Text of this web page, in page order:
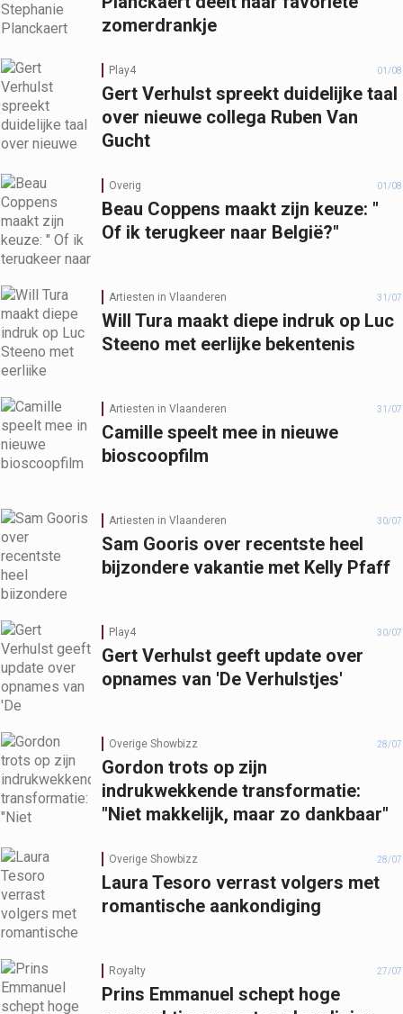
zomerdrankje
Play4 01/08
Gert Verhulst spreekt duidelijke taal
over nieuwe collega Ruben Van
Gucht
Overig 01/08
Beau Coppens maakt zijn keuze: "
Of ik terugkeer naar België?"
Artiesten in Vlaanderen 31/07
Will Tura maakt diepe indruk op Luc
Steeno met eerlijke bekentenis
Artiesten in Vlaanderen 31/07
Camille speelt mee in nieuwe
bioscoopfilm
Artiesten in Vlaanderen 30/07
Sam Gooris over recentste heel
bijzondere vakantie met Kelly Pfaff
Play4 30/07
Gert Verhulst geeft update over
opnames van 'De Verhulstjes'
Overige Showbizz 28/07
Gordon trots op zijn
indrukwekkende transformatie:
"Niet makkelijk, maar zo dankbaar"
Overige Showbizz 28/07
Laura Tesoro verrast volgers met
romantische aankondiging
Royalty 27/07
Prins Emmanuel schept hoge